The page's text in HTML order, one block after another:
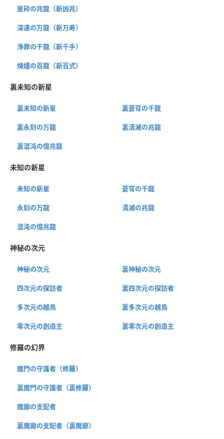
星砕の兆龍（新凶兆）
深遠の万龍（新万寿）
浄罪の千龍（新千手）
煉燼の百龍（新百式）
裏未知の新星
裏未知の新星 裏蒼穹の千龍
裏永刻の万龍 裏潰滅の兆龍
裏混沌の億兆龍
未知の新星
未知の新星 蒼穹の千龍
永刻の万龍 潰滅の兆龍
混沌の億兆龍
神秘の次元
神秘の次元 裏神秘の次元
四次元の探訪者 裏四次元の探訪者
多次元の越鳥 裏多次元の越鳥
零次元の創造主 裏零次元の創造主
修羅の幻界
魔門の守護者（修羅）
裏魔門の守護者（裏修羅）
魔廊の支配者
裏魔廊の支配者（裏魔廊）